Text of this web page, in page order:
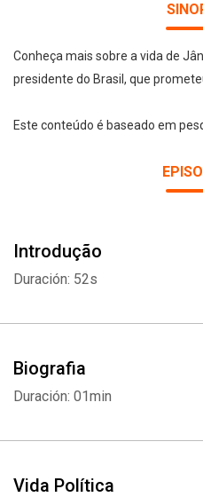
Conheça mais sobre a vida de
presidente do Brasil, que
Este conteúdo é baseado em
Introdução
Duración: 52s
Biografia
Duración: 01min
Vida Política